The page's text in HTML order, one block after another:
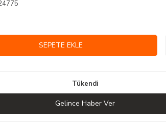
SEPETE EKLE
Tükendi
Gelince Haber Ver